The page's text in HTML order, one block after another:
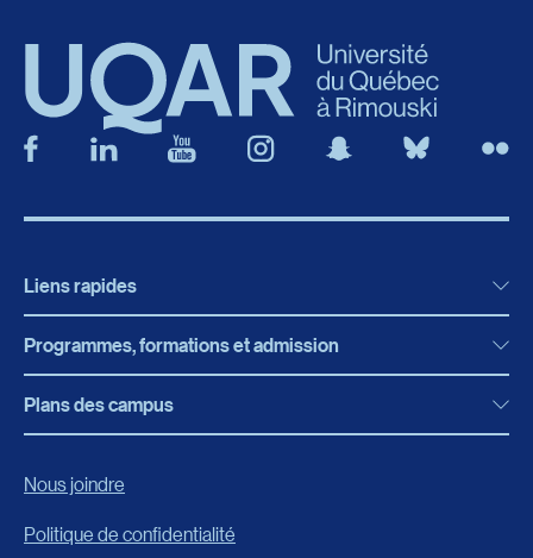
Liens rapides
Actualités
Bibliothèque
Boutique en ligne
Carrières
Programmes, formations et admission
Programmes, formations et admission
Plans des campus
Nous joindre
Politique de confidentialité